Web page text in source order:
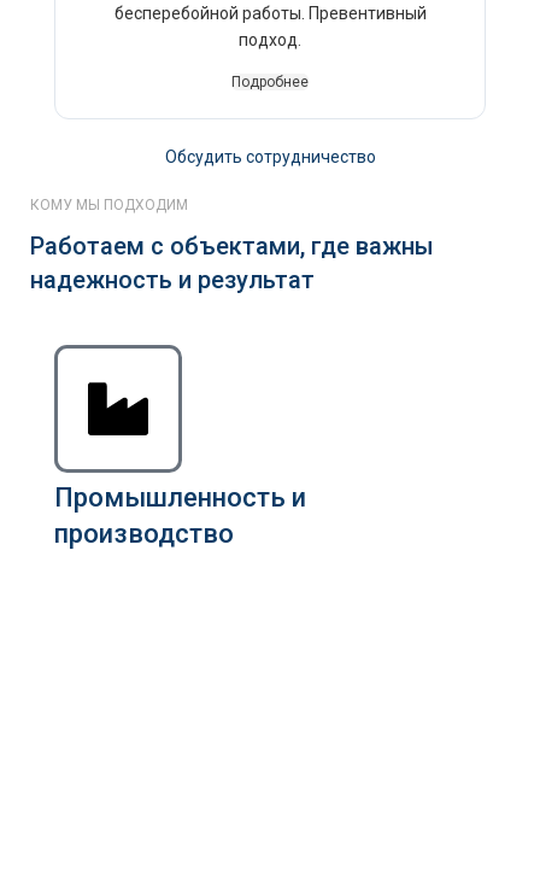
бесперебойной работы. Превентивный
подход.
Подробнее
Обсудить сотрудничество
КОМУ МЫ ПОДХОДИМ
Работаем с объектами, где важны
надежность и результат
Промышленность и
производство